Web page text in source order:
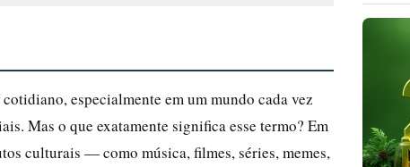
especialmente em um mundo cada vez
Mas o que exatamente significa esse termo? Em
culturais — como música, filmes, séries, memes,